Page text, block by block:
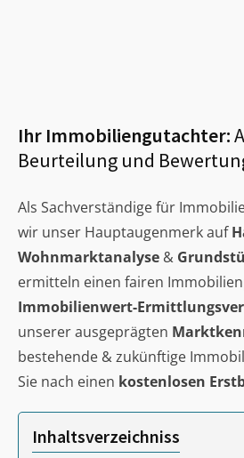
Ihr Immobiliengutachter:
Beurteilung und
Als Sachverständige für
wir unser Hauptaugenmerk auf
Wohnmarktanalyse &
ermitteln einen fairen
Immobilienwert-
unserer ausgeprägten
bestehende & zukünftige
Sie nach einen kostenlosen
Inhaltsverzeichniss